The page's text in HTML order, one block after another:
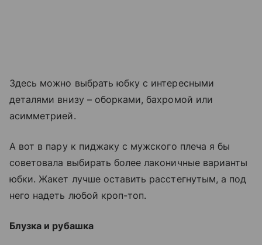
Здесь можно выбрать юбку с интересными
деталями внизу – оборками, бахромой или
асимметрией.
А вот в пару к пиджаку с мужского плеча я бы
советовала выбирать более лаконичные варианты
юбки. Жакет лучше оставить расстегнутым, а под
него надеть любой кроп-топ.
Блузка и рубашка